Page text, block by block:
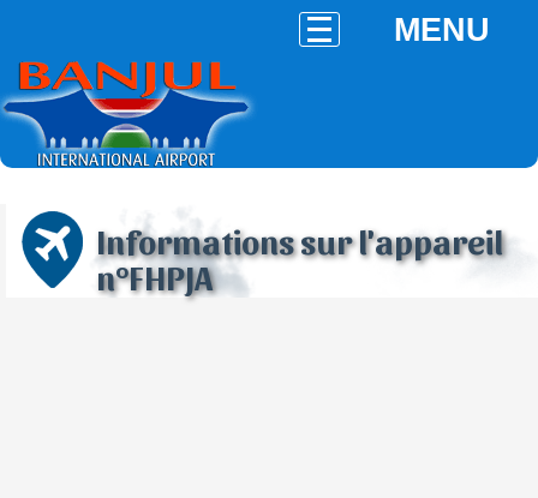
MENU
Informations sur l'appareil
n°FHPJA